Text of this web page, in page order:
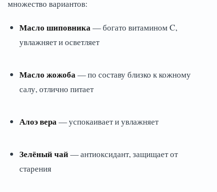
множество вариантов:
Масло шиповника— богато витамином C,
увлажняет и осветляет
Масло жожоба— по составу близко к кожному
салу, отлично питает
Алоэ вера— успокаивает и увлажняет
Зелёный чай— антиоксидант, защищает от
старения